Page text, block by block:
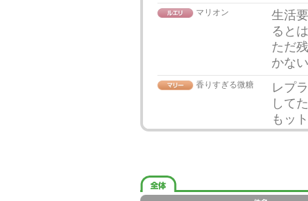
マリオン
生活
ると
ただ
かな
香りすぎる微糖
レプ
して
もッ